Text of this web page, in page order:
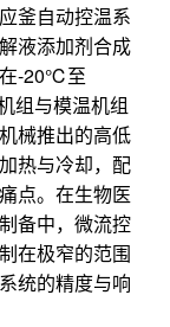
釜自动控温系
液添加剂合成
在-20℃至
组与模温机组
械推出的高低
热与冷却，配
点。在生物医
备中，微流控
在极窄的范围
统的精度与响